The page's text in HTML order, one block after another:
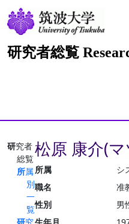
研究者総覧
研究者
総覧
所属
別
一
覧
松原 康介(
所属
シ
職名
准
性別
男